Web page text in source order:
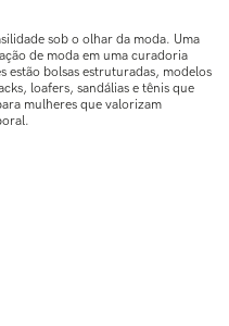
sob o olhar da moda. Uma
de moda em uma curadoria
estão bolsas estruturadas, modelos
loafers, sandálias e tênis que
mulheres que valorizam